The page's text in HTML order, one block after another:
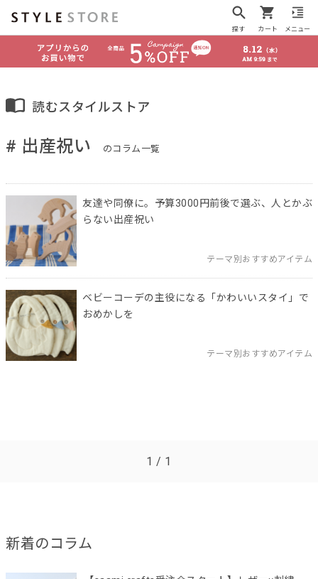
探す カート メニュー
読むスタイルストア
# 出産祝い のコラム一覧
テーマ別おすすめアイテム
友達や同僚に。予算3000円前後で選ぶ、人とかぶ
らない出産祝い
テーマ別おすすめアイテム
ベビーコーデの主役になる「かわいいスタイ」で
おめかしを
1 / 1
新着のコラム